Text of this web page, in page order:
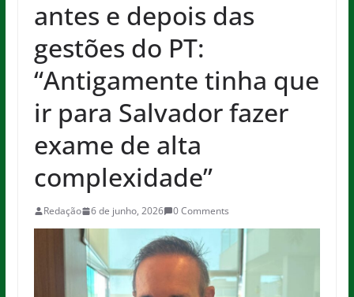
antes e depois das
gestões do PT:
“Antigamente tinha que
ir para Salvador fazer
exame de alta
complexidade”
Redação 6 de junho, 2026 0 Comments